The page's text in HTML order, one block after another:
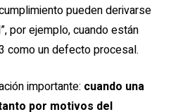
pueden derivarse
por ejemplo, cuando están
como un defecto procesal.
importante: cuando una
por motivos del